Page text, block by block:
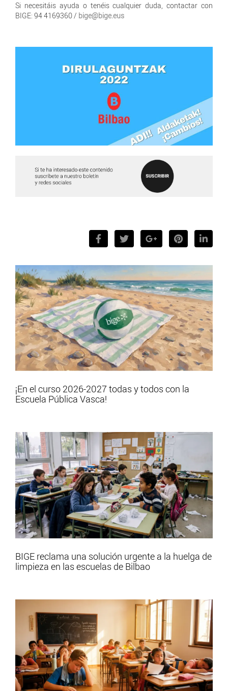
Si necesitáis ayuda o tenéis cualquier duda, contactar con
BIGE: 94 4169360 / bige@bige.eus
¡En el curso 2026-2027 todas y todos con la
Escuela Pública Vasca!
BIGE reclama una solución urgente a la huelga de
limpieza en las escuelas de Bilbao